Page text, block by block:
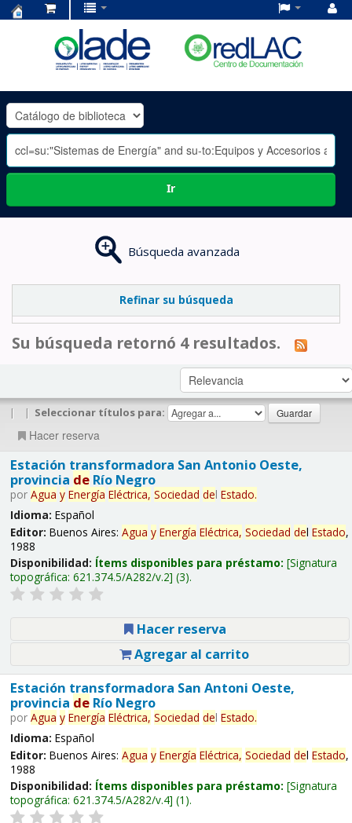
OLADE
-
Ir
Búsqueda avanzada
Refinar su búsqueda
Su búsqueda retornó 4 resultados.
| | Seleccionar títulos para:
Hacer reserva
Estación transformadora San Antonio Oeste,
provincia deRío Negro
por Agua y Energía Eléctrica, Sociedad del Estado.
Idioma: Español
Editor: Buenos Aires: Agua y Energía Eléctrica, Sociedad del Estado,
1988
Disponibilidad: Ítems disponibles para préstamo: Signatura
topográfica: 621.374.5/A282/v.2 (3).
Hacer reserva
Agregar al carrito
Estación transformadora San Antoni Oeste,
provincia deRío Negro
por Agua y Energía Eléctrica, Sociedad del Estado.
Idioma: Español
Editor: Buenos Aires: Agua y Energía Eléctrica, Sociedad del Estado,
1988
Disponibilidad: Ítems disponibles para préstamo: Signatura
topográfica: 621.374.5/A282/v.4 (1).